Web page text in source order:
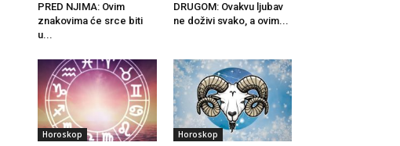
PRED NJIMA: Ovim
znakovima će srce biti
u...
DRUGOM: Ovakvu ljubav
ne doživi svako, a ovim...
Horoskop Horoskop